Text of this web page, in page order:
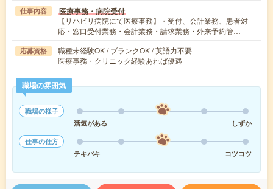
仕事内容 医療事務・病院受付
【リハビリ病院にて医療事務】・受付、会計業務、患者対
応・窓口受付業務・会計業務・請求業務・外来予約管…
応募資格
職種未経験OK / ブランクOK / 英語力不要
医療事務・クリニック経験あれば優遇
職場の雰囲気
職場の様子
活気がある
しずか
仕事の仕方
テキパキ
コツコツ